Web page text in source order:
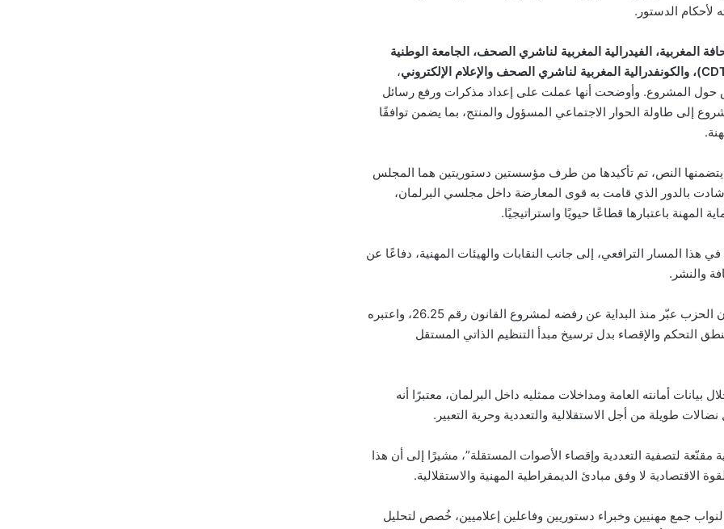
لأحكام الدستور.
المغربية، الفيدرالية المغربية لناشري الصحف، الجامعة الوطنية
،
حول المشروع. وأوضحت أنها عملت على إعداد مذكرات ورفع رسائل
إلى طاولة الحوار الاجتماعي المسؤول والمنتج، بما يضمن توافقًا
يتضمنها النص، تم تأكيدها من طرف مؤسستين دستوريتين هما المجلس
بالدور الذي قامت به قوى المعارضة داخل مجلسي البرلمان،
باعتبارها قطاعًا حيويًا واستراتيجيًا.
المسار الترافعي، إلى جانب النقابات والهيئات المهنية، دفاعًا عن
والنشر.
من جانبه، أكد الأمين العام لحزب العدالة والتنمية، عبد الإله ابن كيران، أن الحزب عبّر منذ البداية عن رفضه لمشروع القانون رقم 26.25، واعتبره
الدستور، وخاصة الفصل 28 منه، ويكرّس منطق التحكم والإقصاء بدل ترسيخ مبدأ التنظيم الذاتي المستقل
أمانته العامة ومداخلات ممثليه داخل البرلمان، معتبرًا أنه
طويلة من أجل الاستقلالية والتعددية وحرية التعبير.
مقنّعة لتصفية التعددية وإقصاء الأصوات المستقلة”، مشيرًا إلى أن هذا
لا وفق مبادئ الديمقراطية المهنية والاستقلالية.
جمع مهنيين وخبراء دستوريين وفاعلين إعلاميين، خُصص لتحليل